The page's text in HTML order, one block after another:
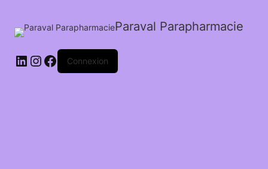
Paraval Parapharmacie
LinkedIn
Instagram
FacebookConnexion